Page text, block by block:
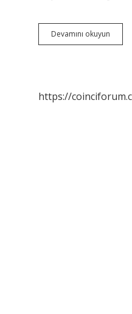
Devamını okuyun
https://